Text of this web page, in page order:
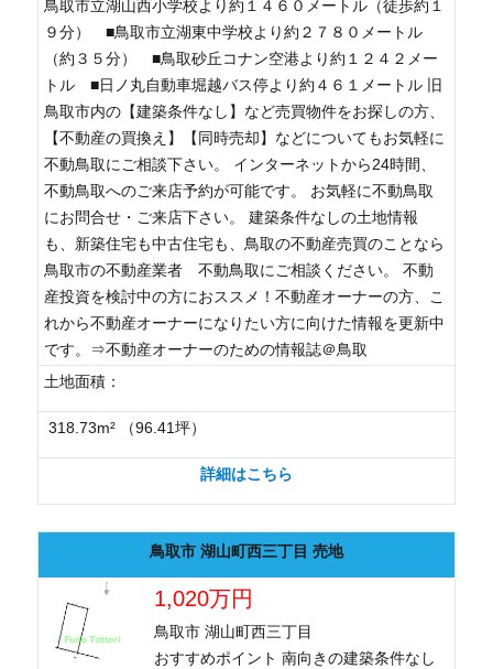
鳥取市立湖山西小学校より約１４６０メートル（徒歩約１
９分） ■鳥取市立湖東中学校より約２７８０メートル
（約３５分） ■鳥取砂丘コナン空港より約１２４２メー
トル ■日ノ丸自動車堀越バス停より約４６１メートル 旧
鳥取市内の【建築条件なし】など売買物件をお探しの方、
【不動産の買換え】【同時売却】などについてもお気軽に
不動鳥取にご相談下さい。 インターネットから24時間、
不動鳥取へのご来店予約が可能です。 お気軽に不動鳥取
にお問合せ・ご来店下さい。 建築条件なしの土地情報
も、新築住宅も中古住宅も、鳥取の不動産売買のことなら
鳥取市の不動産業者 不動鳥取にご相談ください。 不動
産投資を検討中の方におススメ！不動産オーナーの方、こ
れから不動産オーナーになりたい方に向けた情報を更新中
です。⇒不動産オーナーのための情報誌＠鳥取
土地面積：
318.73m² （96.41坪）
詳細はこちら
鳥取市 湖山町西三丁目 売地
1,020万円
鳥取市 湖山町西三丁目
おすすめポイント 南向きの建築条件なし